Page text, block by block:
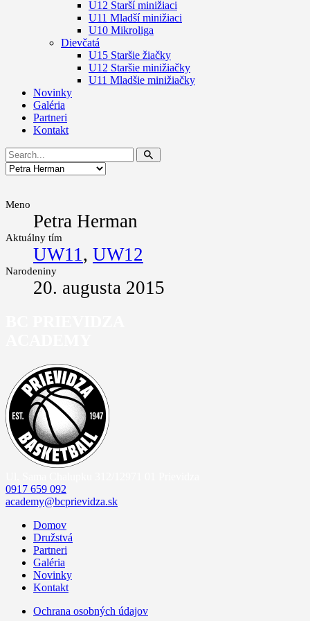
U12 Starší minižiaci
U11 Mladší minižiaci
U10 Mikroliga
Dievčatá
U15 Staršie žiačky
U12 Staršie minižiačky
U11 Mladšie minižiačky
Novinky
Galéria
Partneri
Kontakt
Meno
Petra Herman
Aktuálny tím
UW11, UW12
Narodeniny
20. augusta 2015
0917 659 092
academy@bcprievidza.sk
Domov
Družstvá
Partneri
Galéria
Novinky
Kontakt
Ochrana osobných údajov